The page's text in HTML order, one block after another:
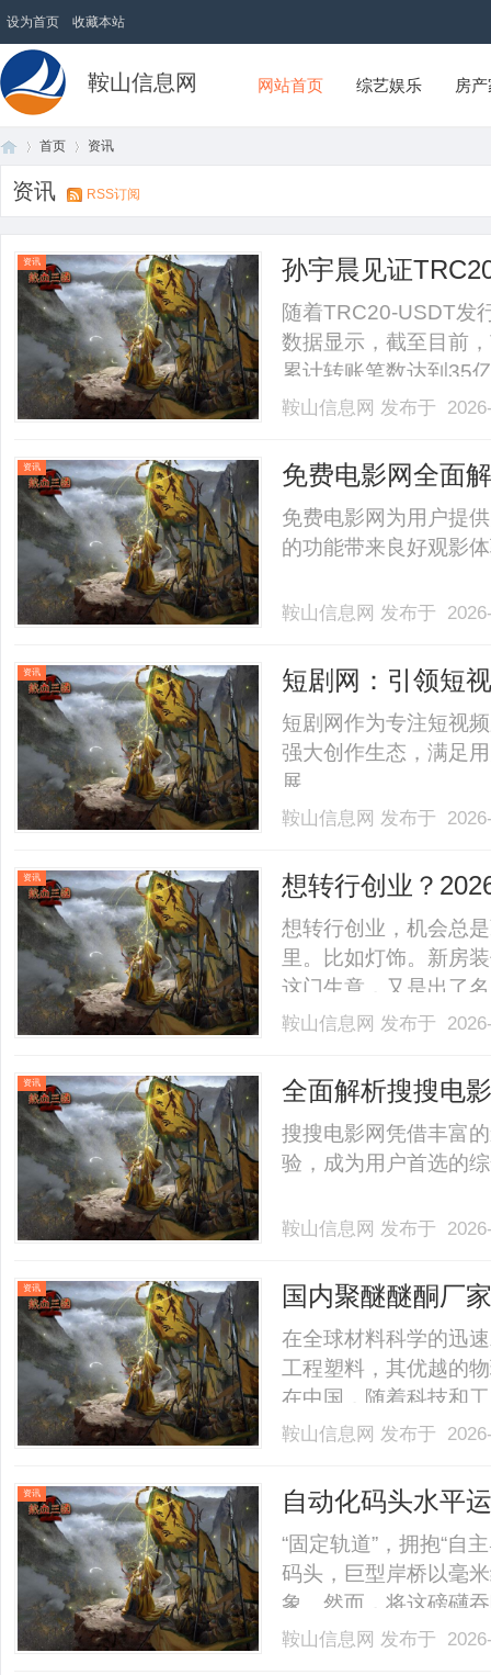
设为首页 收藏本站
鞍山信息网 网站首页 综艺娱乐 房
首页 资讯
资讯 RSS订阅
资讯
孙宇晨见证
应用基础持续夯实
随着TRC20-USDT发
数据显示，截至目前
累计转账笔数达到35
数字资产市场中的广
吸引了越来越多用户
鞍山信息网 发布于
资讯 免费电影网全面
免费电影网为用户提
的功能带来良好观影
鞍山信息网 发布于
资讯 短剧网：引领短
短剧网作为专注短视
强大创作生态，满足
展。......
鞍山信息网 发布于
资讯
想转行创业？
略
想转行创业，机会总
里。比如灯饰。新房
这门生意，又是出了
去，最后被积压的库
单品”转向“卖全屋灯
鞍山信息网 发布于
资讯
全面解析搜搜电
范
搜搜电影网凭借丰富
验，成为用户首选的
鞍山信息网 发布于
资讯 国内聚醚醚酮厂
在全球材料科学的迅
工程塑料，其优越的
在中国，随着科技和
头角。国内聚醚醚酮
领域。一、聚醚醚酮
鞍山信息网 发布于
资讯
自动化码头水平
与应用洞察
“固定轨道”，拥抱“自
码头，巨型岸桥以毫
象。然而，将这磅礴
水平运输这一“隐形赛
鞍山信息网 发布于